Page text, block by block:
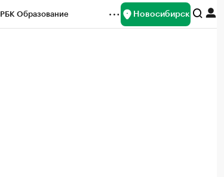
РБК Образование Новосибирск